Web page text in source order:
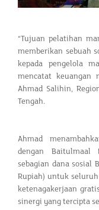
“Tujuan pelatihan
memberikan sebuah
kepada pengelola
mencatat keuangan
Ahmad Salihin,
Tengah.
Ahmad
dengan Baitulmaal
sebagian dana sosial
Rupiah) untuk
ketenagakerjaan
sinergi yang tercipta